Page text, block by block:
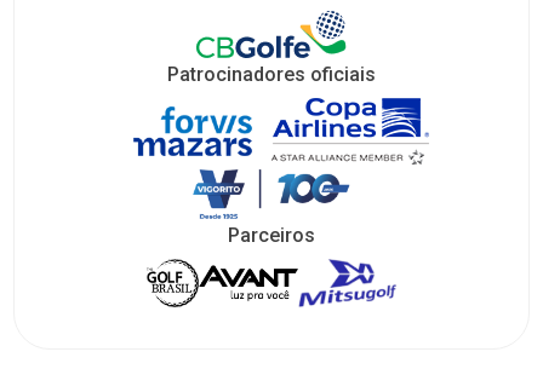
Patrocinadores oficiais
Parceiros